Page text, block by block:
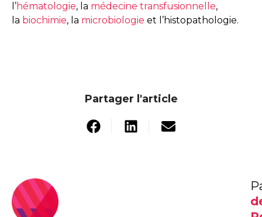
l’hématologie, la médecine transfusionnelle,
la biochimie, la microbiologie et l’histopathologie.
Partager l'article